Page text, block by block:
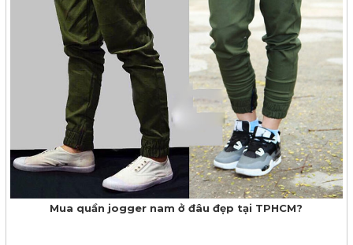
Mua quần jogger nam ở đâu đẹp tại TPHCM?